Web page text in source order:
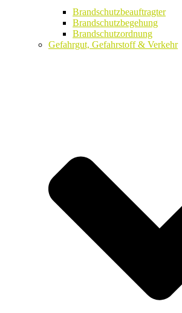
Brandschutzbeauftragter
Brandschutzbegehung
Brandschutzordnung
Gefahrgut, Gefahrstoff & Verkehr